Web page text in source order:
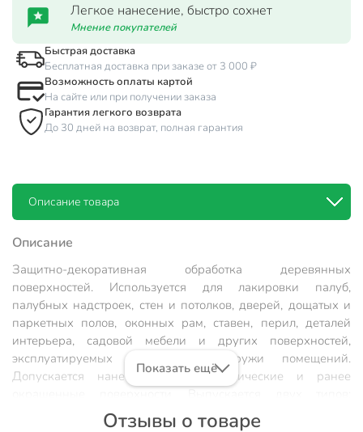
Легкое нанесение, быстро сохнет
Мнение покупателей
Быстрая доставка
Бесплатная доставка при заказе от 3 000 ₽
Возможность оплаты картой
На сайте или при получении заказа
Гарантия легкого возврата
До 30 дней на возврат, полная гарантия
Описание товара
Описание
Защитно-декоративная обработка деревянных
поверхностей. Используется для лакировки палуб,
палубных надстроек, стен и потолков, дверей, дощатых и
паркетных полов, оконных рам, ставен, перил, деталей
интерьера, садовой мебели и других поверхностей,
эксплуатируемых внутри и снаружи помещений.
Допускается нанесение на металлические и ранее
глянцевый и матовый. Защищает древесину от
Показать ещё
Отзывы о товаре